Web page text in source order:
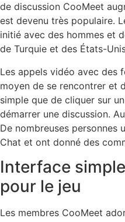
de discussion CooMeet
est devenu très populaire.
initié avec des hommes et
de Turquie et des États-
Les appels vidéo avec des
moyen de se rencontrer et
simple que de cliquer sur
démarrer une discussion.
De nombreuses personnes
Chat et ont donné des
Interface
pour le jeu
Les membres CooMeet